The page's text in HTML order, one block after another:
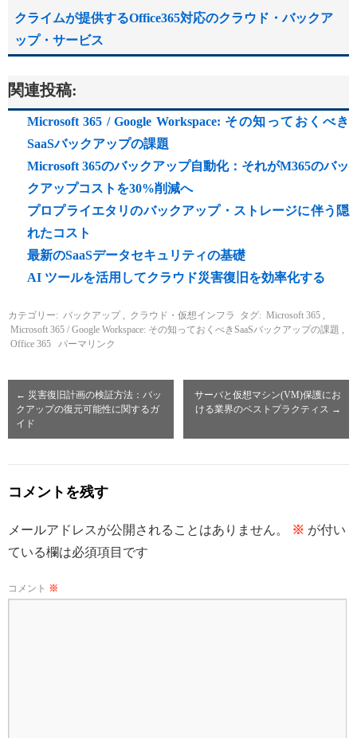
クライムが提供するOffice365対応のクラウド・バックア
ップ・サービス
関連投稿:
Microsoft 365 / Google Workspace: その知っておくべき
SaaSバックアップの課題
Microsoft 365のバックアップ自動化：それがM365のバッ
クアップコストを30%削減へ
プロプライエタリのバックアップ・ストレージに伴う隠
れたコスト
最新のSaaSデータセキュリティの基礎
AI ツールを活用してクラウド災害復旧を効率化する
カテゴリー: バックアップ , クラウド・仮想インフラ タグ: Microsoft 365 ,
Microsoft 365 / Google Workspace: その知っておくべきSaaSバックアップの課題 ,
Office 365
パーマリンク
← 災害復旧計画の検証方法：バッ
クアップの復元可能性に関するガ
イド
サーバと仮想マシン(VM)保護にお
ける業界のベストプラクティス →
コメントを残す
メールアドレスが公開されることはありません。 ※ が付い
ている欄は必須項目です
コメント ※